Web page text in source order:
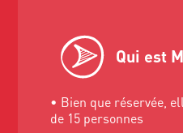
Qui est
• Bien que réservée,
de 15 personnes